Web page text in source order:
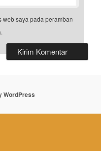
web saya pada peramban
WordPress